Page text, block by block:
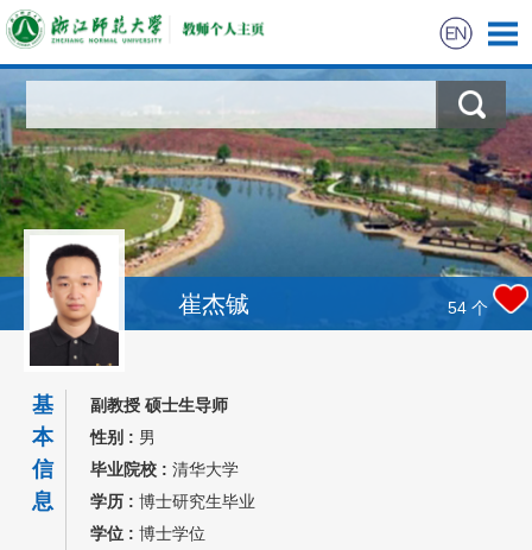
崔杰铖 54 个
基
本
信
息
副教授 硕士生导师
性别 : 男
毕业院校 : 清华大学
学历 : 博士研究生毕业
学位 : 博士学位